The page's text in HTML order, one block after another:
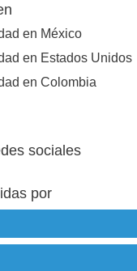
en México
en Estados Unidos
en Colombia
sociales
por